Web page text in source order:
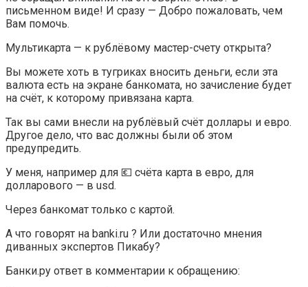
письменном виде! И сразу — Добро пожаловать, чем
Вам помочь.
Мультикарта — к рублёвому мастер-счету открыта?
Вы можете хоть в тугриках вносить деньги, если эта
валюта есть на экране банкомата, но зачисление будет
на счёт, к которому привязана карта.
Так вы сами внесли на рублёвый счёт доллары и евро.
Другое дело, что вас должны были об этом
предупредить.
У меня, например для 💶 счёта карта в евро, для
долларового — в usd.
Через банкомат только с картой.
А что говорят на banki.ru ? Или достаточно мнения
диванных экспертов Пикабу?
Банки.ру ответ в комментарии к обращению: